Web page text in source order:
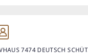
7474 DEUTSCH